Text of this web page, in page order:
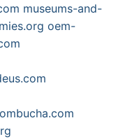
museums-and-
oem-